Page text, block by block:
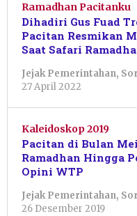
Ramadhan Pacitanku
Dihadiri Gus Fuad
Pacitan Resmikan
Saat Safari
Jejak Pemerintahan,
27 April 2022
Kaleidoskop 2019
Pacitan di Bulan
Ramadhan Hingga
Opini WTP
Jejak Pemerintahan,
26 Desember 2019